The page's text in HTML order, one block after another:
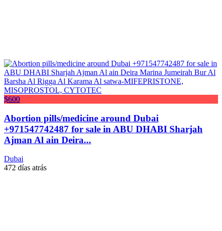
$600
Abortion pills/medicine around Dubai
+971547742487 for sale in ABU DHABI Sharjah
Ajman Al ain Deira...
Dubai
472 días atrás